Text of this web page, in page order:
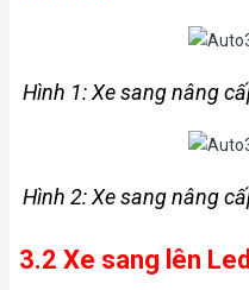
Hình 1: Xe sang nâng
Hình 2: Xe sang nâng
3.2 Xe sang lên